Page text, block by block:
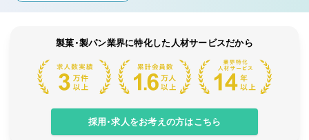
製菓・製パン業界に特化した人材サービスだから
採用・求人をお考えの方はこちら